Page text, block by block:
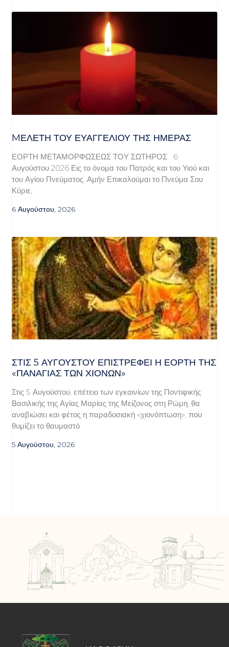
MΕΛΈΤΗ ΤΟΥ ΕΥΑΓΓΕΛΊΟΥ ΤΗΣ ΗΜΈΡΑΣ
ΕΟΡΤΗ ΜΕΤΑΜΟΡΦΩΣΕΩΣ ΤΟΥ ΣΩΤΗΡΟΣ 6
Αυγούστου 2026 Εις το όνομα του Πατρός και του Υιού και
του Αγίου Πνεύματος. Αμήν Επικαλούμαι το Πνεύμα Σου
Κύριε,
6 Αυγούστου, 2026
ΣΤΙΣ 5 ΑΥΓΟΎΣΤΟΥ ΕΠΙΣΤΡΈΦΕΙ Η ΕΟΡΤΉ ΤΗΣ
«ΠΑΝΑΓΊΑΣ ΤΩΝ ΧΙΌΝΩΝ»
Στις 5 Αυγούστου, επέτειο των εγκαινίων της Ποντιφικής
Βασιλικής της Αγίας Μαρίας της Μείζονος στη Ρώμη, θα
αναβιώσει και φέτος η παραδοσιακή «χιονόπτωση», που
θυμίζει το θαυμαστό
5 Αυγούστου, 2026